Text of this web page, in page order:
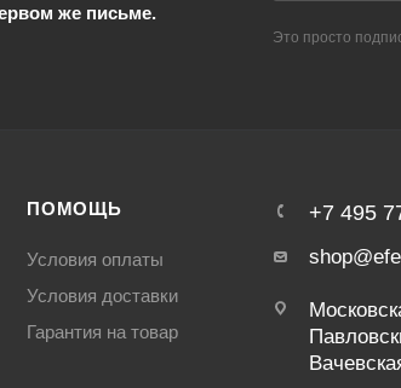
же письме.
Это просто
ПОМОЩЬ
Условия оплаты
Условия доставки
Гарантия на товар
+7 495